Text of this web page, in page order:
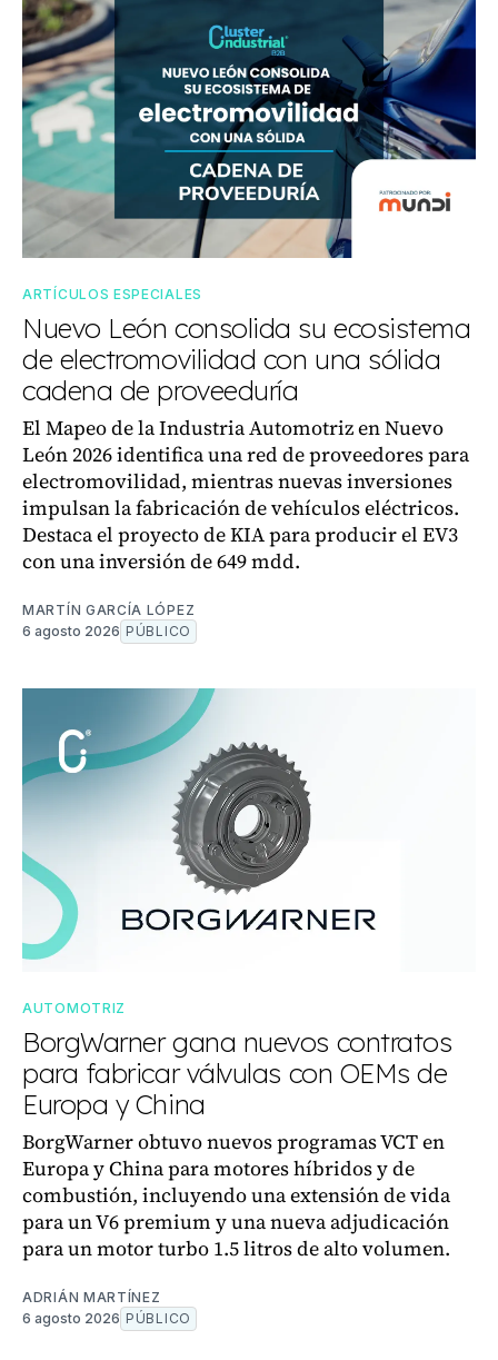
ARTÍCULOS ESPECIALES
Nuevo León consolida su ecosistema
de electromovilidad con una sólida
cadena de proveeduría
El Mapeo de la Industria Automotriz en Nuevo
León 2026 identifica una red de proveedores para
electromovilidad, mientras nuevas inversiones
impulsan la fabricación de vehículos eléctricos.
Destaca el proyecto de KIA para producir el EV3
con una inversión de 649 mdd.
MARTÍN GARCÍA LÓPEZ
6 agosto 2026 PÚBLICO
AUTOMOTRIZ
BorgWarner gana nuevos contratos
para fabricar válvulas con OEMs de
Europa y China
BorgWarner obtuvo nuevos programas VCT en
Europa y China para motores híbridos y de
combustión, incluyendo una extensión de vida
para un V6 premium y una nueva adjudicación
para un motor turbo 1.5 litros de alto volumen.
ADRIÁN MARTÍNEZ
6 agosto 2026 PÚBLICO